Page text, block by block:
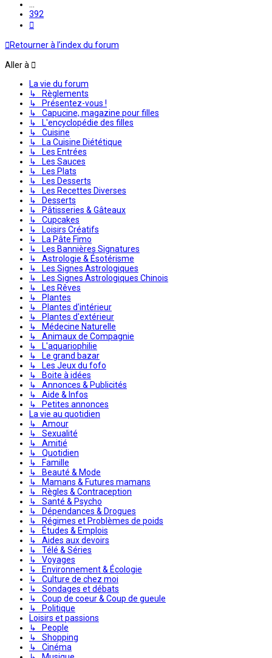
392
Retourner à l’index du forum
Aller à
La vie du forum
↳ Règlements
↳ Présentez-vous !
↳ Capucine, magazine pour filles
↳ L'encyclopédie des filles
↳ Cuisine
↳ La Cuisine Diététique
↳ Les Entrées
↳ Les Sauces
↳ Les Plats
↳ Les Desserts
↳ Les Recettes Diverses
↳ Desserts
↳ Pâtisseries & Gâteaux
↳ Cupcakes
↳ Loisirs Créatifs
↳ La Pâte Fimo
↳ Les Bannières Signatures
↳ Astrologie & Ésotérisme
↳ Les Signes Astrologiques
↳ Les Signes Astrologiques Chinois
↳ Les Rêves
↳ Plantes
↳ Plantes d'intérieur
↳ Plantes d'extérieur
↳ Médecine Naturelle
↳ Animaux de Compagnie
↳ L'aquariophilie
↳ Le grand bazar
↳ Les Jeux du fofo
↳ Boite à idées
↳ Annonces & Publicités
↳ Aide & Infos
↳ Petites annonces
La vie au quotidien
↳ Amour
↳ Sexualité
↳ Amitié
↳ Quotidien
↳ Famille
↳ Beauté & Mode
↳ Mamans & Futures mamans
↳ Règles & Contraception
↳ Santé & Psycho
↳ Dépendances & Drogues
↳ Régimes et Problèmes de poids
↳ Études & Emplois
↳ Aides aux devoirs
↳ Télé & Séries
↳ Voyages
↳ Environnement & Écologie
↳ Culture de chez moi
↳ Sondages et débats
↳ Coup de coeur & Coup de gueule
↳ Politique
Loisirs et passions
↳ People
↳ Shopping
↳ Cinéma